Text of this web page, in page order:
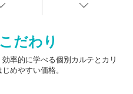
だわり
率的に学べる個別カルテとカリ
めやすい価格。